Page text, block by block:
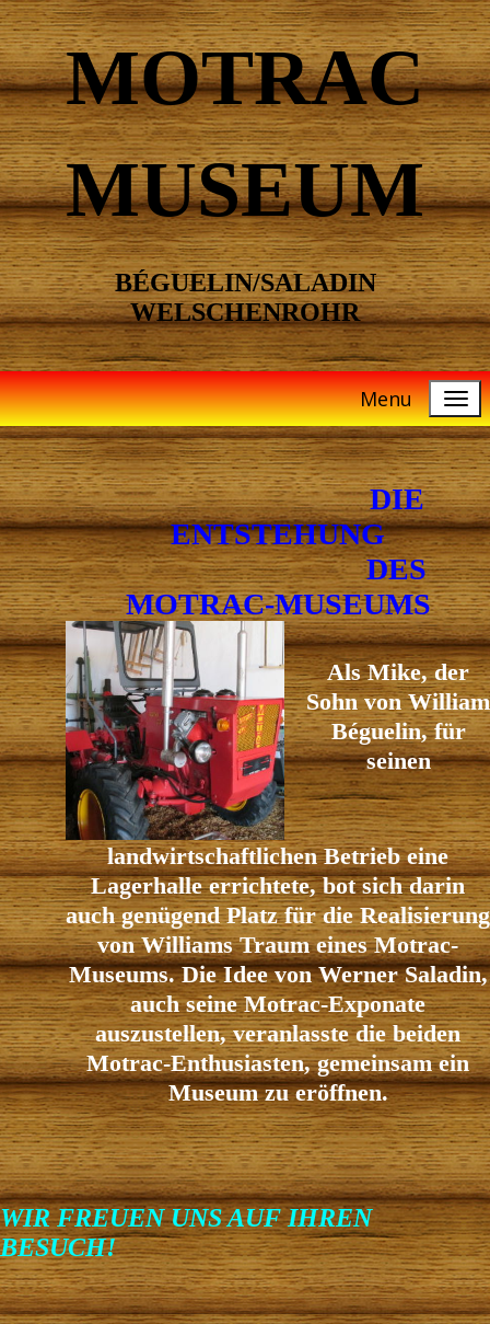
MOTRAC
MUSEUM
BÉGUELIN/SALADIN
WELSCHENROHR
Menu
DIE
ENTSTEHUNG
DES
MOTRAC-MUSEUMS
Als Mike, der
Sohn von William
Béguelin, für
seinen
landwirtschaftlichen Betrieb eine
Lagerhalle errichtete, bot sich darin
auch genügend Platz für die Realisierung
von Williams Traum eines Motrac-
Museums. Die Idee von Werner Saladin,
auch seine Motrac-Exponate
auszustellen, veranlasste die beiden
Motrac-Enthusiasten, gemeinsam ein
Museum zu eröffnen.
WIR FREUEN UNS AUF IHREN
BESUCH!